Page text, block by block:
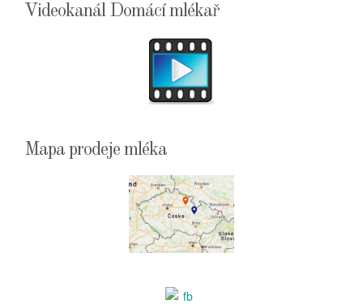
Videokanál Domácí mlékař
Mapa prodeje mléka